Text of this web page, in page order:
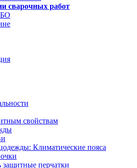
сварочных работ
свойствам
Климатические пояса
защитные перчатки